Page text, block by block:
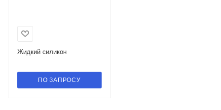
Жидкий силикон
ПО ЗАПРОСУ